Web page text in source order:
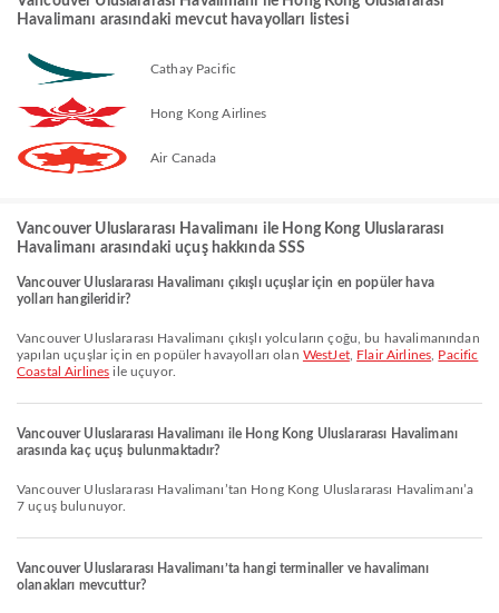
Havalimanı arasındaki mevcut havayolları listesi
Cathay Pacific
Hong Kong Airlines
Air Canada
Vancouver Uluslararası Havalimanı ile Hong Kong Uluslararası
Havalimanı arasındaki uçuş hakkında SSS
Vancouver Uluslararası Havalimanı çıkışlı uçuşlar için en popüler hava
yolları hangileridir?
Vancouver Uluslararası Havalimanı çıkışlı yolcuların çoğu, bu havalimanından
yapılan uçuşlar için en popüler havayolları olan WestJet, Flair Airlines Pacific
Coastal Airlines ile uçuyor.
Vancouver Uluslararası Havalimanı ile Hong Kong Uluslararası Havalimanı
arasında kaç uçuş bulunmaktadır?
Vancouver Uluslararası Havalimanı’tan Hong Kong Uluslararası Havalimanı’a
7 uçuş bulunuyor.
Vancouver Uluslararası Havalimanı’ta hangi terminaller ve havalimanı
olanakları mevcuttur?